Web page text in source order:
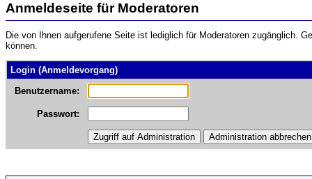
Anmeldeseite für Moderatoren
Die von Ihnen aufgerufene Seite ist lediglich für Moderatoren zugänglich.
können.
Login (Anmeldevorgang)
Benutzername:
Passwort: